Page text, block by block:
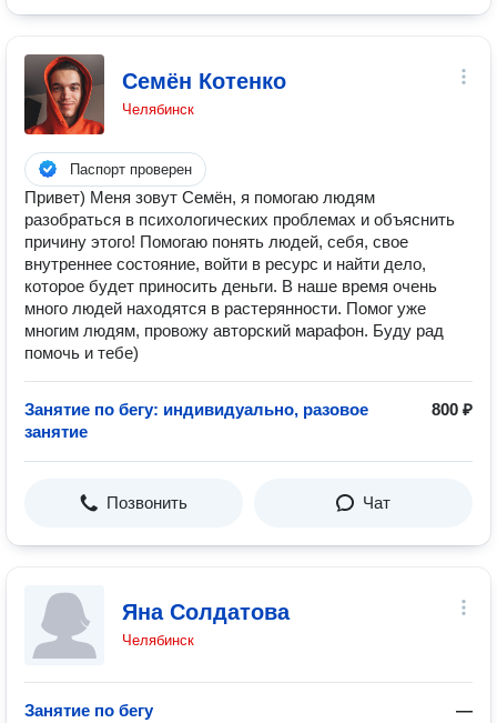
Семён Котенко
Челябинск
Паспорт проверен
Привет) Меня зовут Семён, я помогаю людям
разобраться в психологических проблемах и объяснить
причину этого! Помогаю понять людей, себя, свое
внутреннее состояние, войти в ресурс и найти дело,
которое будет приносить деньги. В наше время очень
много людей находятся в растерянности. Помог уже
многим людям, провожу авторский марафон. Буду рад
помочь и тебе)
Занятие по бегу: индивидуально, разовое
занятие
800 ₽
Позвонить Чат
Яна Солдатова
Челябинск
Занятие по бегу —